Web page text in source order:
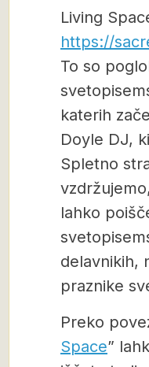
Living
https://
To so
katerih
Doyle DJ,
Spletno
lahko
delavnikih,
praznike
Preko
Space”